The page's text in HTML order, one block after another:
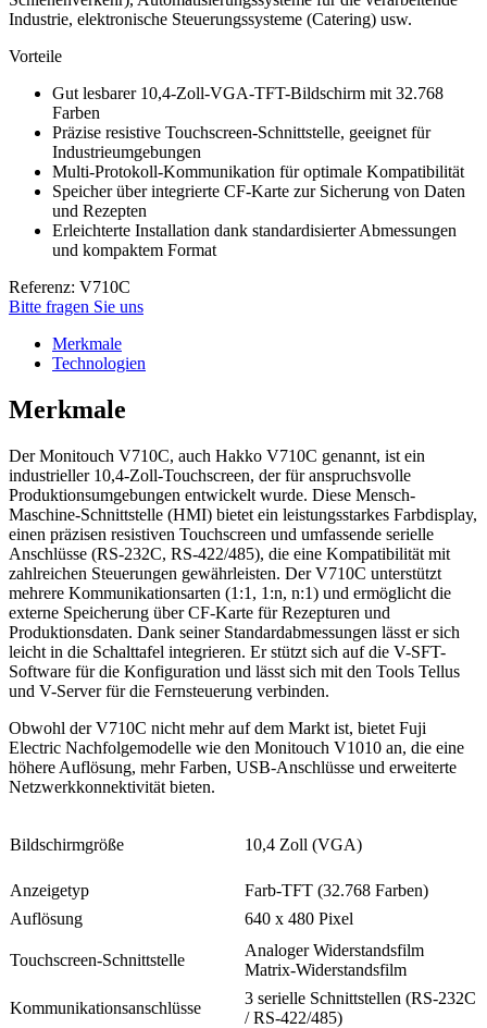
Industrie, elektronische Steuerungssysteme (Catering) usw.
Vorteile
Gut lesbarer 10,4-Zoll-VGA-TFT-Bildschirm mit 32.768
Farben
Präzise resistive Touchscreen-Schnittstelle, geeignet für
Industrieumgebungen
Multi-Protokoll-Kommunikation für optimale Kompatibilität
Speicher über integrierte CF-Karte zur Sicherung von Daten
und Rezepten
Erleichterte Installation dank standardisierter Abmessungen
und kompaktem Format
Referenz: V710C
Bitte fragen Sie uns
Merkmale
Technologien
Merkmale
Der Monitouch V710C, auch Hakko V710C genannt, ist ein
industrieller 10,4-Zoll-Touchscreen, der für anspruchsvolle
Produktionsumgebungen entwickelt wurde. Diese Mensch-
Maschine-Schnittstelle (HMI) bietet ein leistungsstarkes Farbdisplay,
einen präzisen resistiven Touchscreen und umfassende serielle
Anschlüsse (RS-232C, RS-422/485), die eine Kompatibilität mit
zahlreichen Steuerungen gewährleisten. Der V710C unterstützt
mehrere Kommunikationsarten (1:1, 1:n, n:1) und ermöglicht die
externe Speicherung über CF-Karte für Rezepturen und
Produktionsdaten. Dank seiner Standardabmessungen lässt er sich
leicht in die Schalttafel integrieren. Er stützt sich auf die V-SFT-
Software für die Konfiguration und lässt sich mit den Tools Tellus
und V-Server für die Fernsteuerung verbinden.
Obwohl der V710C nicht mehr auf dem Markt ist, bietet Fuji
Electric Nachfolgemodelle wie den Monitouch V1010 an, die eine
höhere Auflösung, mehr Farben, USB-Anschlüsse und erweiterte
Netzwerkkonnektivität bieten.
Bildschirmgröße 10,4 Zoll (VGA)
Anzeigetyp
Farb-TFT (32.768 Farben)
Auflösung
640 x 480 Pixel
Touchscreen-Schnittstelle
Analoger Widerstandsfilm
Matrix-Widerstandsfilm
Kommunikationsanschlüsse
3 serielle Schnittstellen (RS-232C
/ RS-422/485)